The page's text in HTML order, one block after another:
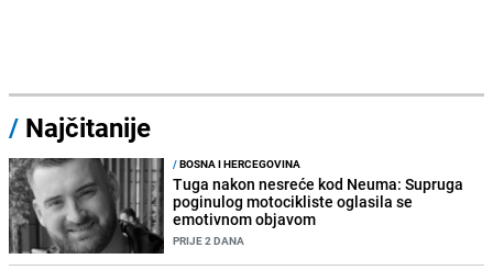
/ Najčitanije
/BOSNA I HERCEGOVINA
Tuga nakon nesreće kod Neuma: Supruga
poginulog motocikliste oglasila se
emotivnom objavom
PRIJE 2 DANA